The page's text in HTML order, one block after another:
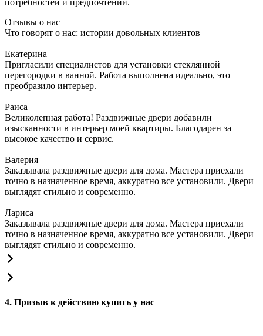
Отзывы о нас
Что говорят о нас: истории довольных клиентов
Екатерина
Пригласили специалистов для установки стеклянной
перегородки в ванной. Работа выполнена идеально, это
преобразило интерьер.
Раиса
Великолепная работа! Раздвижные двери добавили
изысканности в интерьер моей квартиры. Благодарен за
высокое качество и сервис.
Валерия
Заказывала раздвижные двери для дома. Мастера приехали
точно в назначенное время, аккуратно все установили. Двери
выглядят стильно и современно.
Лариса
Заказывала раздвижные двери для дома. Мастера приехали
точно в назначенное время, аккуратно все установили. Двери
выглядят стильно и современно.
4. Призыв к действию купить у нас